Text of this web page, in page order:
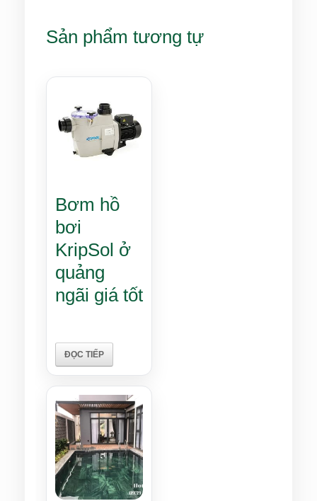
Sản phẩm tương tự
Bơm hồ
bơi
KripSol ở
quảng
ngãi giá tốt
ĐỌC TIẾP